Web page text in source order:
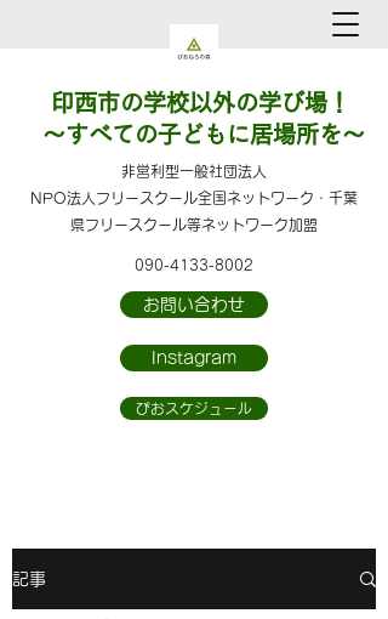
印西市の学校以外の学び場！
～すべての子どもに居場所を～
​​非営利型一般社団法人
NPO法人フリースクール全国ネットワーク・千葉
県フリースクール等ネットワーク加盟
090-4133-8002
お問い合わせ
Instagram
ぴおスケジュール
記事